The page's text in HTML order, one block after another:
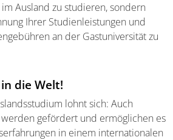
Ausland zu studieren, sondern
Ihrer Studienleistungen und
an der Gastuniversität zu
die Welt!
lohnt sich: Auch
werden gefördert und ermöglichen es
in einem internationalen